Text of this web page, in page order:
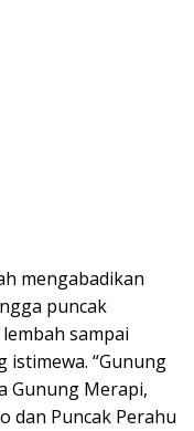
mengabadikan
puncak
sampai
istimewa. “Gunung
Gunung Merapi,
dan Puncak Perahu